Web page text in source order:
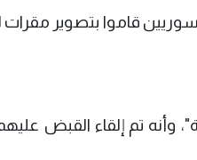
قاموا بتصوير
وأنه تم إلقاء القبض